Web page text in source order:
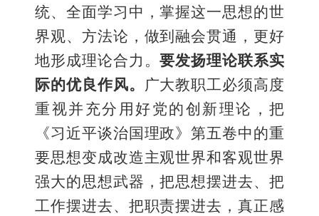
统、全面学习中，掌握这一思想的世
界观、方法论，做到融会贯通，更好
地形成理论合力。要发扬理论联系实
际的优良作风。
广大教职工必须高度
重视并充分用好党的创新理论，把
《习近平谈治国理政》第五卷中的重
要思想变成改造主观世界和客观世界
强大的思想武器，把思想摆进去、把
工作摆进去、把职责摆进去，真正感